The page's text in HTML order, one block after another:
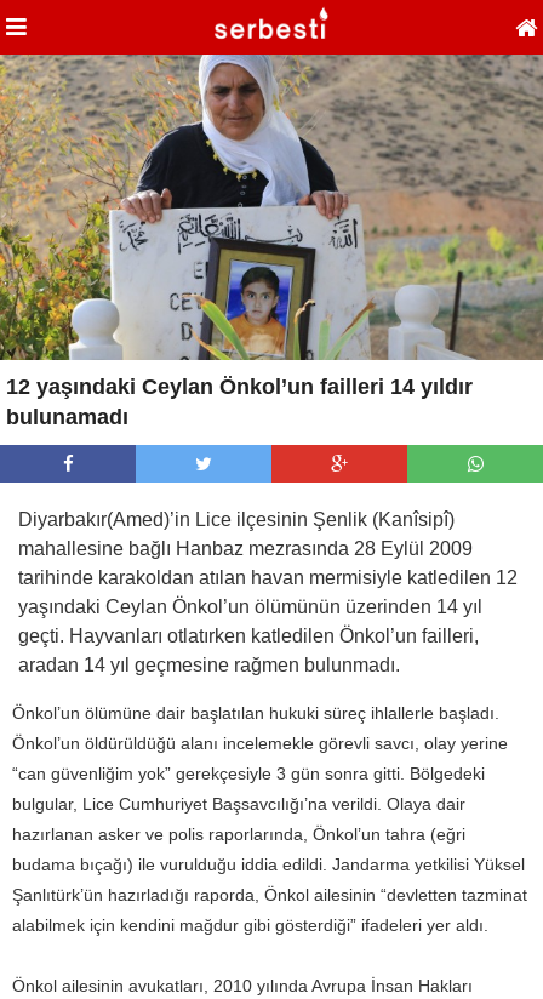
12 yaşındaki Ceylan Önkol’un failleri 14 yıldır
bulunamadı
Diyarbakır(Amed)’in Lice ilçesinin Şenlik (Kanîsipî)
mahallesine bağlı Hanbaz mezrasında 28 Eylül 2009
tarihinde karakoldan atılan havan mermisiyle katledilen 12
yaşındaki Ceylan Önkol’un ölümünün üzerinden 14 yıl
geçti. Hayvanları otlatırken katledilen Önkol’un failleri,
aradan 14 yıl geçmesine rağmen bulunmadı.
Önkol’un ölümüne dair başlatılan hukuki süreç ihlallerle başladı.
Önkol’un öldürüldüğü alanı incelemekle görevli savcı, olay yerine
“can güvenliğim yok” gerekçesiyle 3 gün sonra gitti. Bölgedeki
bulgular, Lice Cumhuriyet Başsavcılığı’na verildi. Olaya dair
hazırlanan asker ve polis raporlarında, Önkol’un tahra (eğri
budama bıçağı) ile vurulduğu iddia edildi. Jandarma yetkilisi Yüksel
Şanlıtürk’ün hazırladığı raporda, Önkol ailesinin “devletten tazminat
alabilmek için kendini mağdur gibi gösterdiği” ifadeleri yer aldı.
Önkol ailesinin avukatları, 2010 yılında Avrupa İnsan Hakları